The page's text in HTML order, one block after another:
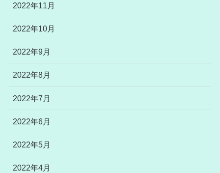
2022年11月
2022年10月
2022年9月
2022年8月
2022年7月
2022年6月
2022年5月
2022年4月